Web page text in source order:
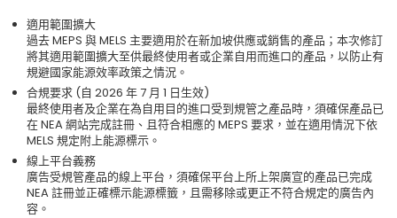
適用範圍擴大
過去 MEPS 與 MELS 主要適用於在新加坡供應或銷售的產品；本次修訂
將其適用範圍擴大至供最終使用者或企業自用而進口的產品，以防止有
規避國家能源效率政策之情況。
合規要求 (自 2026 年 7 月 1 日生效)
最終使用者及企業在為自用目的進口受到規管之產品時，須確保產品已
在 NEA 網站完成註冊、且符合相應的 MEPS 要求，並在適用情況下依
MELS 規定附上能源標示。
線上平台義務
廣告受規管產品的線上平台，須確保平台上所上架廣宣的產品已完成
NEA 註冊並正確標示能源標籤，且需移除或更正不符合規定的廣告內
容。